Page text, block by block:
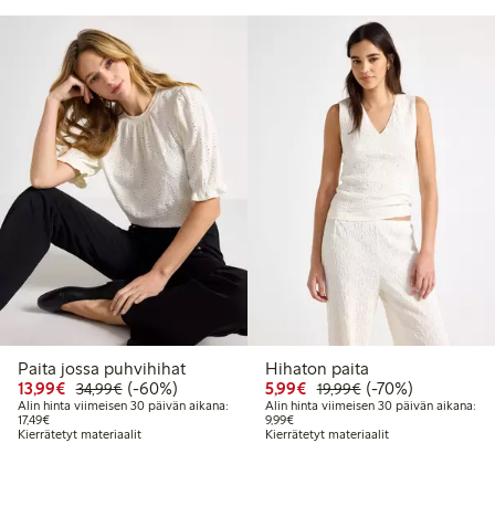
Paita jossa puhvihihat
13,99€ Alennettu hinta: 13,99 €
34,99€Normaalihinta: 34,99 €
60% alennus
(-60%)
Alin hinta viimeisen 30 päivän aikana:
17,49€Alin hinta viimeisen 30 päivän aikana: 17,49 €
Kierrätetyt materiaalit
Hihaton paita
5,99€ Alennettu hinta: 5,99 €
19,99€Normaalihinta:
70% alennus
(-70%)
Alin hinta viimeisen 30 päivän aikana:
9,99€Alin hinta viimeisen 30 päivän
Kierrätetyt materiaalit